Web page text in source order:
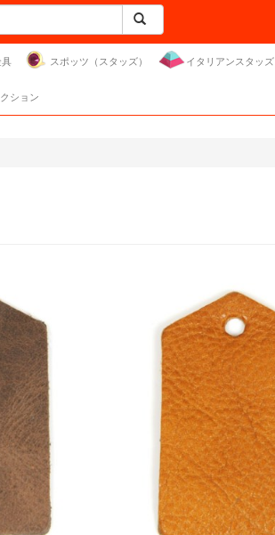
スポッツ（スタッズ） イタリアンスタッズ
ション